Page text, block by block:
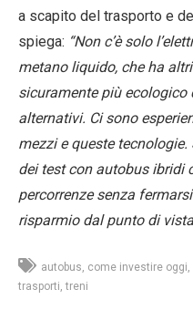
a scapito del trasporto e
spiega: “Non c’è solo
metano liquido, che ha
sicuramente più ecologico
alternativi. Ci sono
mezzi e queste
dei test con autobus ibridi
percorrenze senza
risparmio dal punto di
autobus come investire oggi
trasporti treni